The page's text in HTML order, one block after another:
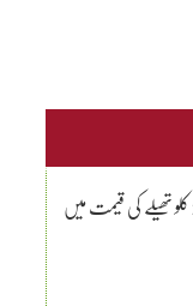
ملک بھر میں آٹامہنگا، 20 کلو تھیلے کی قیمت میں